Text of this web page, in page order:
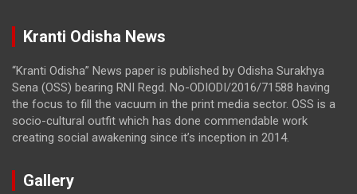
Kranti Odisha News
“Kranti Odisha” News paper is published by Odisha Surakhya
Sena (OSS) bearing RNI Regd. No-ODIODI/2016/71588 having
the focus to fill the vacuum in the print media sector. OSS is a
socio-cultural outfit which has done commendable work
creating social awakening since it’s inception in 2014.
Gallery